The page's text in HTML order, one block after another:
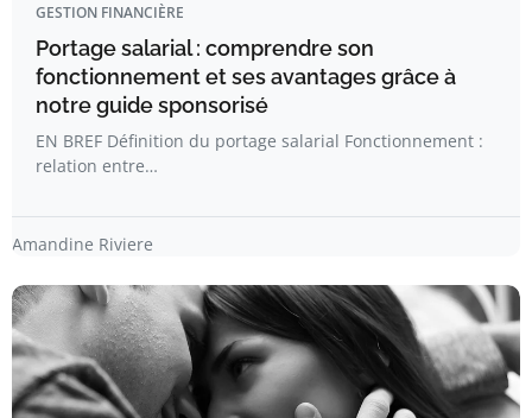
GESTION FINANCIÈRE
Portage salarial : comprendre son
fonctionnement et ses avantages grâce à
notre guide sponsorisé
EN BREF Définition du portage salarial Fonctionnement :
relation entre…
Amandine Riviere